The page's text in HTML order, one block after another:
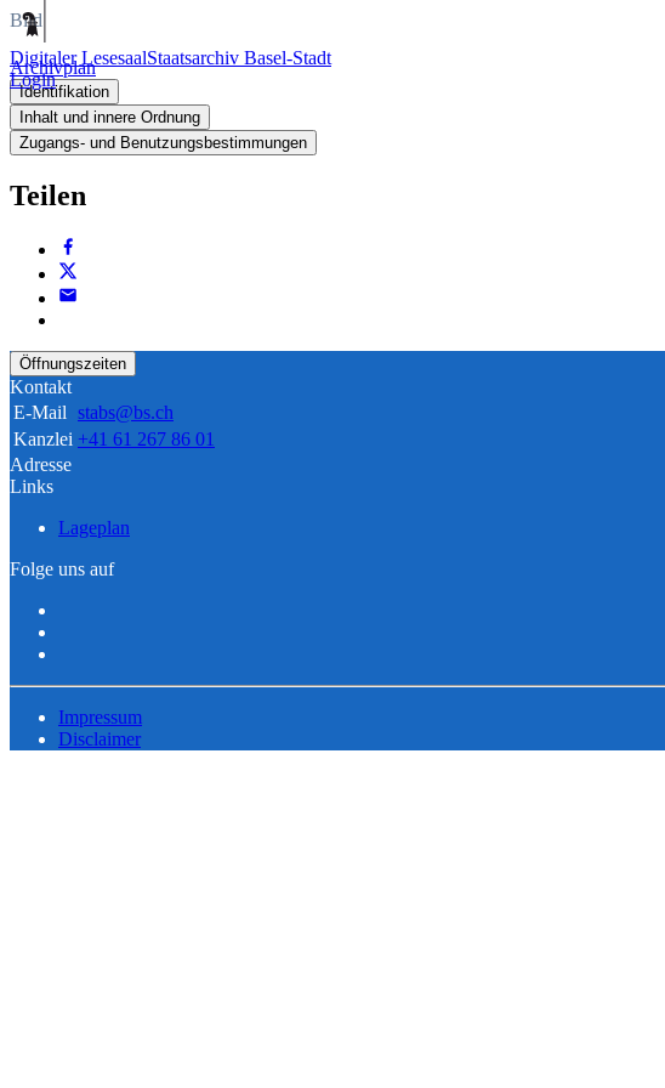
Digitaler LesesaalStaatsarchiv Basel-Stadt
Login
Bild
Archivplan
Identifikation
Inhalt und innere Ordnung
Zugangs- und Benutzungsbestimmungen
Teilen
Öffnungszeiten
Kontakt
E-Mail stabs@bs.ch
Kanzlei +41 61 267 86 01
Adresse
Links
Lageplan
Folge uns auf
Impressum
Disclaimer